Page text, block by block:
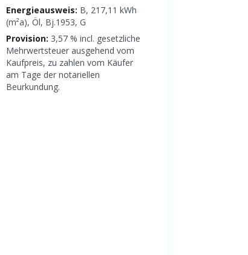
Energieausweis: B, 217,11 kWh
(m²a), Öl, Bj.1953, G
Provision: 3,57 % incl. gesetzliche
Mehrwertsteuer ausgehend vom
Kaufpreis, zu zahlen vom Käufer
am Tage der notariellen
Beurkundung.